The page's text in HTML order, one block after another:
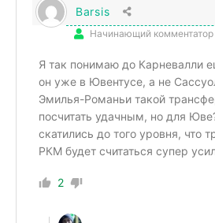
Barsis
Начинающий комментатор
Я так понимаю до Карневалли
он уже в Ювентусе, а не
Эмилья-Романьи такой
посчитать удачным, но для
скатились до того уровня, что
РКМ будет считаться супер
2